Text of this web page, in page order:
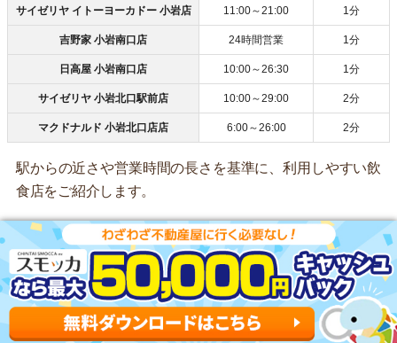
サイゼリヤ イトーヨーカドー 小岩店 11:00～21:00 1分
吉野家 小岩南口店 24時間営業 1分
日高屋 小岩南口店 10:00～26:30 1分
サイゼリヤ 小岩北口駅前店 10:00～29:00 2分
マクドナルド 小岩北口店店 6:00～26:00 2分
駅からの近さや営業時間の長さを基準に、利用しやすい飲
食店をご紹介します。
北口・南口ともに駅前に飲食店が集中しています。深夜遅
くまで営業しているチェーン店が多いので、終電で帰って
きても食事できます。
小岩駅の物件を探す